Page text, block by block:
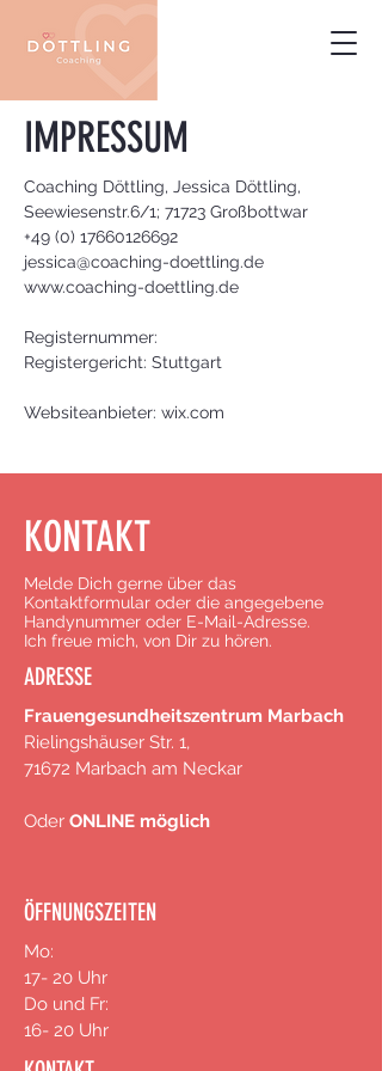
IMPRESSUM
Coaching Döttling, Jessica Döttling,
Seewiesenstr.6/1; 71723 Großbottwar
+49 (0) 17660126692
jessica@coaching-doettling.de
www.coaching-doettling.de
Registernummer:
Registergericht: Stuttgart
Websiteanbieter: wix.com
KONTAKT
Melde Dich gerne über das
Kontaktformular oder die angegebene
Handynummer oder E-Mail-Adresse.
Ich freue mich, von Dir zu hören.
ADRESSE
Frauengesundheitszentrum Marbach
Rielingshäuser Str. 1,
71672 Marbach am Neckar
Oder ONLINE möglich
ÖFFNUNGSZEITEN
Mo:
17- 20 Uhr
Do und Fr:
16- 20 Uhr